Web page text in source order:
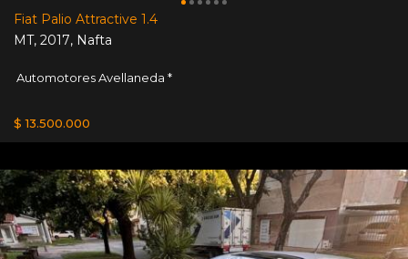
Fiat Palio Attractive 1.4
MT, 2017, Nafta
Automotores Avellaneda *
$ 13.500.000